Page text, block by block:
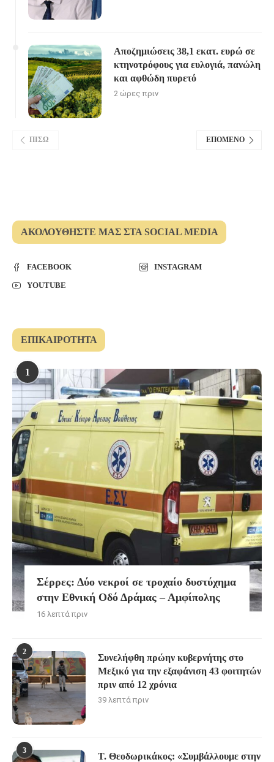
Αποζημιώσεις 38,1 εκατ. ευρώ σε
κτηνοτρόφους για ευλογιά, πανώλη
και αφθώδη πυρετό
2 ώρες πριν
ΠΊΣΩ ΕΠΌΜΕΝΟ
ΑΚΟΛΟΥΘΉΣΤΕ ΜΑΣ ΣΤΑ SOCIAL MEDIA
FACEBOOK
INSTAGRAM
YOUTUBE
ΕΠΙΚΑΙΡΌΤΗΤΑ
1
Σέρρες: Δύο νεκροί σε τροχαίο δυστύχημα
στην Εθνική Οδό Δράμας – Αμφίπολης
16 λεπτά πριν
2
Συνελήφθη πρώην κυβερνήτης στο
Μεξικό για την εξαφάνιση 43 φοιτητών
πριν από 12 χρόνια
39 λεπτά πριν
3
Τ. Θεοδωρικάκος: «Συμβάλλουμε στην